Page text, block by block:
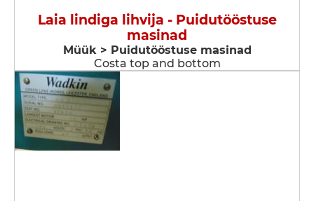
Laia lindiga lihvija - Puidutööstuse
masinad
Müük > Puidutööstuse masinad
Costa top and bottom